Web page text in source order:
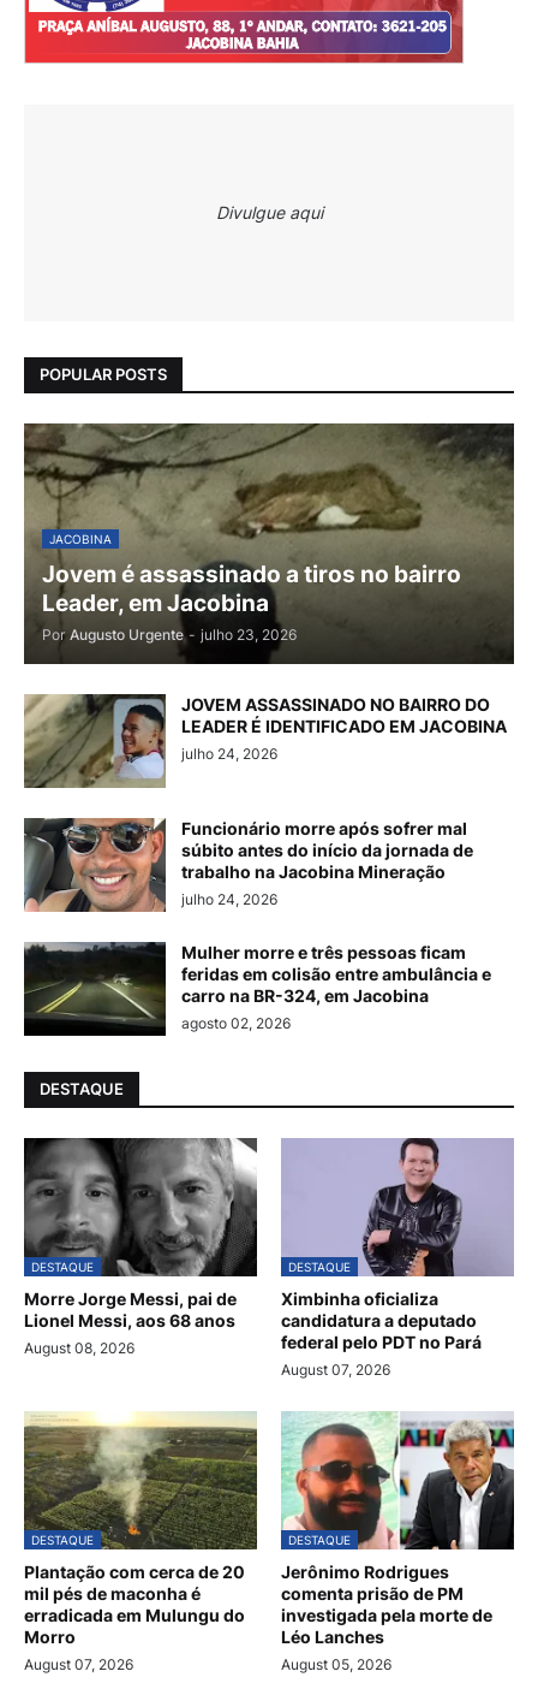
Divulgue aqui
POPULAR POSTS
JACOBINA
Jovem é assassinado a tiros no bairro
Leader, em Jacobina
Por Augusto Urgente - julho 23, 2026
JOVEM ASSASSINADO NO BAIRRO DO
LEADER É IDENTIFICADO EM JACOBINA
julho 24, 2026
Funcionário morre após sofrer mal
súbito antes do início da jornada de
trabalho na Jacobina Mineração
julho 24, 2026
Mulher morre e três pessoas ficam
feridas em colisão entre ambulância e
carro na BR-324, em Jacobina
agosto 02, 2026
DESTAQUE
DESTAQUE
Morre Jorge Messi, pai de
Lionel Messi, aos 68 anos
August 08, 2026
DESTAQUE
Ximbinha oficializa
candidatura a deputado
federal pelo PDT no Pará
August 07, 2026
DESTAQUE
Plantação com cerca de 20
mil pés de maconha é
erradicada em Mulungu do
Morro
August 07, 2026
DESTAQUE
Jerônimo Rodrigues
comenta prisão de PM
investigada pela morte de
Léo Lanches
August 05, 2026